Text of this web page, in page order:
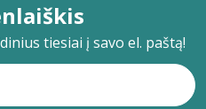
tiesiai į savo el. paštą!